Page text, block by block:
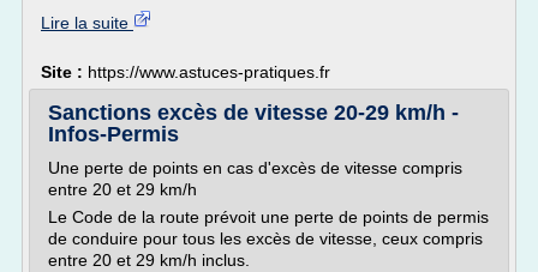
Lire la suite
Site : https://www.astuces-pratiques.fr
Sanctions excès de vitesse 20-29 km/h -
Infos-Permis
Une perte de points en cas d'excès de vitesse compris
entre 20 et 29 km/h
Le Code de la route prévoit une perte de points de permis
de conduire pour tous les excès de vitesse, ceux compris
entre 20 et 29 km/h inclus.